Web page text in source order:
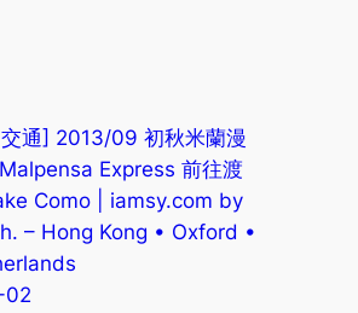
通] 2013/09 初秋米蘭漫
Express 前往渡
Como | iamsy.com by
– Hong Kong • Oxford •
02